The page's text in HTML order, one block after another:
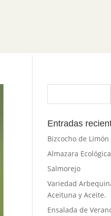
Entradas
Bizcocho de Limón
Almazara
Salmorejo
Variedad
Aceituna y Aceite.
Ensalada de